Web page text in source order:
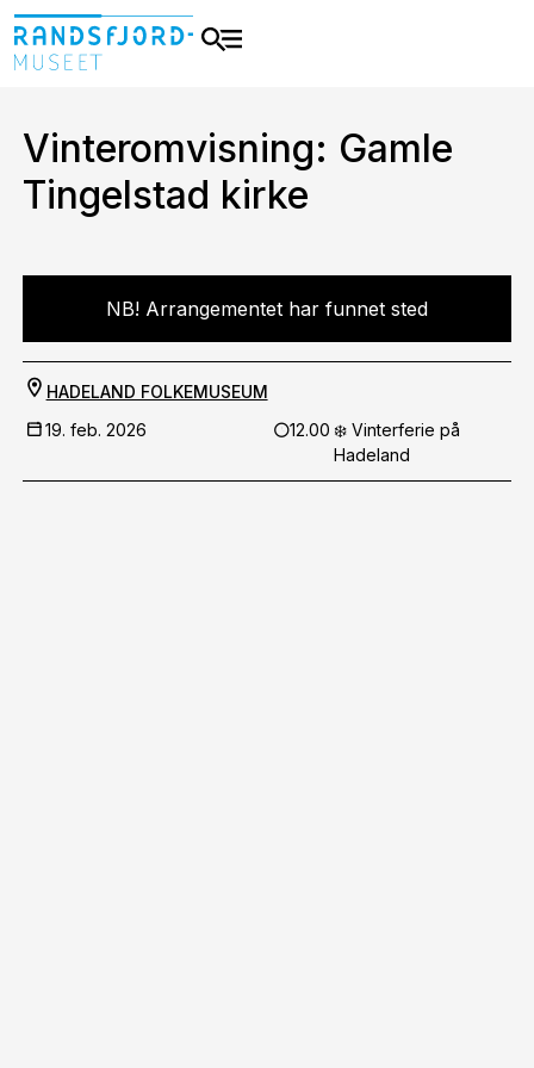
Vinteromvisning: Gamle
Tingelstad kirke
NB! Arrangementet har funnet sted
HADELAND FOLKEMUSEUM
19. feb. 2026
12.00 ❄️ Vinterferie på
Hadeland